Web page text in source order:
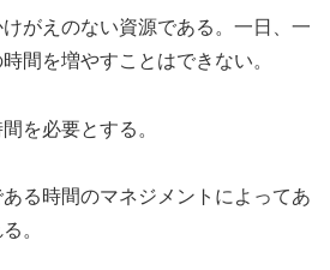
がえのない資源である。一日、一
間を増やすことはできない。
を必要とする。
る時間のマネジメントによってあ
。